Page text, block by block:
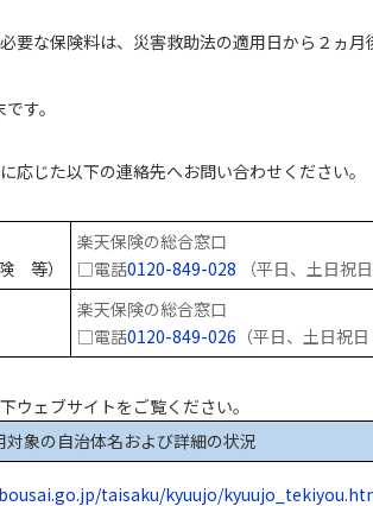
要な保険料は、災害救助法の適用日から２ヵ
す。
じた以下の連絡先へお問い合わせください。
等）
楽天保険の総合窓口
□電話0120-849-028 （平日、土日祝
楽天保険の総合窓口
□電話0120-849-026 （平日、土日祝
ウェブサイトをご覧ください。
対象の自治体名および詳細の状況
taisaku/kyuujo/